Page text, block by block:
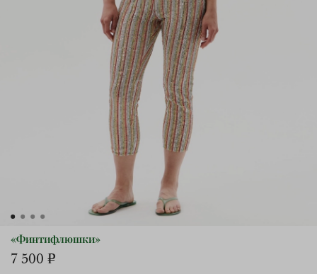
«Финтифлюшки»
7 500 ₽